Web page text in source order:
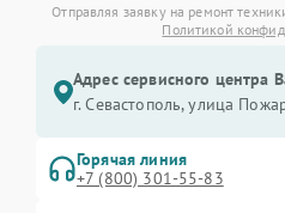
Отправляя заявку на ремонт
Политикой
Адрес сервисного центра
г. Севастополь, улица
Горячая линия
+7 (800) 301-55-83